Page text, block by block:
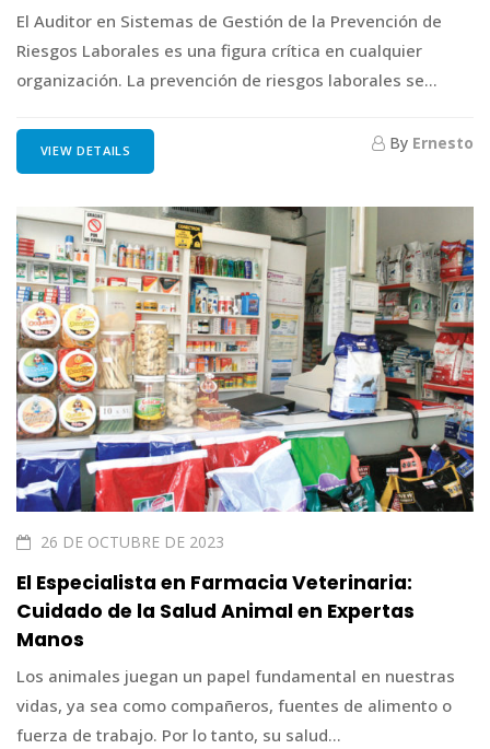
El Auditor en Sistemas de Gestión de la Prevención de
Riesgos Laborales es una figura crítica en cualquier
organización. La prevención de riesgos laborales se...
VIEW DETAILS By Ernesto
26 DE OCTUBRE DE 2023
El Especialista en Farmacia Veterinaria:
Cuidado de la Salud Animal en Expertas
Manos
Los animales juegan un papel fundamental en nuestras
vidas, ya sea como compañeros, fuentes de alimento o
fuerza de trabajo. Por lo tanto, su salud...